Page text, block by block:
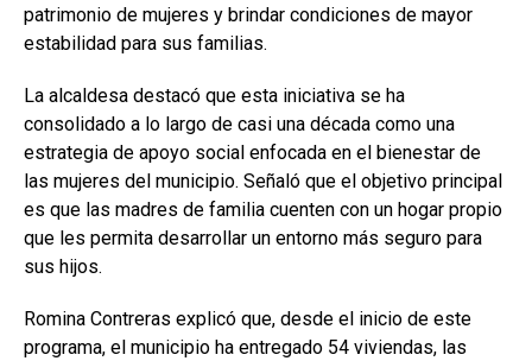
patrimonio de mujeres y brindar condiciones de mayor
estabilidad para sus familias.
La alcaldesa destacó que esta iniciativa se ha
consolidado a lo largo de casi una década como una
estrategia de apoyo social enfocada en el bienestar de
las mujeres del municipio. Señaló que el objetivo principal
es que las madres de familia cuenten con un hogar propio
que les permita desarrollar un entorno más seguro para
sus hijos.
Romina Contreras explicó que, desde el inicio de este
programa, el municipio ha entregado 54 viviendas, las